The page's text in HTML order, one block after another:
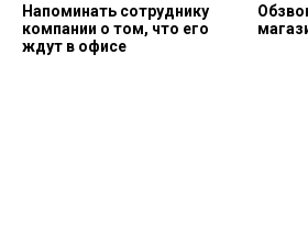
Напоминать сотруднику
компании о том, что его
ждут в офисе